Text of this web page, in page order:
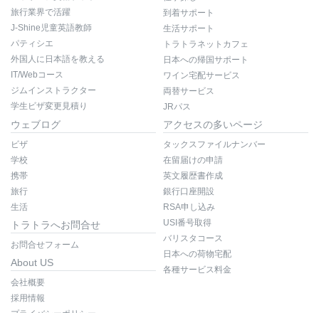
旅行業界で活躍
J-Shine児童英語教師
パティシエ
外国人に日本語を教える
IT/Webコース
ジムインストラクター
学生ビザ変更見積り
到着サポート
生活サポート
トラトラネットカフェ
日本への帰国サポート
ワイン宅配サービス
両替サービス
JRパス
ウェブログ
ビザ
学校
携帯
旅行
生活
トラトラへお問合せ
お問合せフォーム
About US
会社概要
採用情報
アクセスの多いページ
タックスファイルナンバー
在留届けの申請
英文履歴書作成
銀行口座開設
RSA申し込み
USI番号取得
バリスタコース
日本への荷物宅配
各種サービス料金